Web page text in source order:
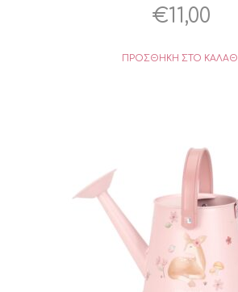
€11,00
ΠΡΟΣΘΉΚΗ ΣΤΟ ΚΑΛΆΘΙ